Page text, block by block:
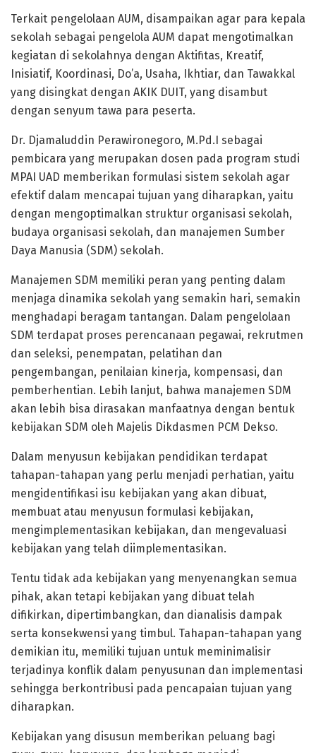
Terkait pengelolaan AUM, disampaikan agar para kepala
sekolah sebagai pengelola AUM dapat mengotimalkan
kegiatan di sekolahnya dengan Aktifitas, Kreatif,
Inisiatif, Koordinasi, Do’a, Usaha, Ikhtiar, dan Tawakkal
yang disingkat dengan AKIK DUIT, yang disambut
dengan senyum tawa para peserta.
Dr. Djamaluddin Perawironegoro, M.Pd.I sebagai
pembicara yang merupakan dosen pada program studi
MPAI UAD memberikan formulasi sistem sekolah agar
efektif dalam mencapai tujuan yang diharapkan, yaitu
dengan mengoptimalkan struktur organisasi sekolah,
budaya organisasi sekolah, dan manajemen Sumber
Daya Manusia (SDM) sekolah.
Manajemen SDM memiliki peran yang penting dalam
menjaga dinamika sekolah yang semakin hari, semakin
menghadapi beragam tantangan. Dalam pengelolaan
SDM terdapat proses perencanaan pegawai, rekrutmen
dan seleksi, penempatan, pelatihan dan
pengembangan, penilaian kinerja, kompensasi, dan
pemberhentian. Lebih lanjut, bahwa manajemen SDM
akan lebih bisa dirasakan manfaatnya dengan bentuk
kebijakan SDM oleh Majelis Dikdasmen PCM Dekso.
Dalam menyusun kebijakan pendidikan terdapat
tahapan-tahapan yang perlu menjadi perhatian, yaitu
mengidentifikasi isu kebijakan yang akan dibuat,
membuat atau menyusun formulasi kebijakan,
mengimplementasikan kebijakan, dan mengevaluasi
kebijakan yang telah diimplementasikan.
Tentu tidak ada kebijakan yang menyenangkan semua
pihak, akan tetapi kebijakan yang dibuat telah
difikirkan, dipertimbangkan, dan dianalisis dampak
serta konsekwensi yang timbul. Tahapan-tahapan yang
demikian itu, memiliki tujuan untuk meminimalisir
terjadinya konflik dalam penyusunan dan implementasi
sehingga berkontribusi pada pencapaian tujuan yang
diharapkan.
Kebijakan yang disusun memberikan peluang bagi